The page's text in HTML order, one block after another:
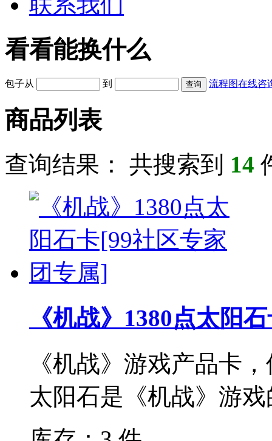
看看能换什么
包子从 到 流程图在线咨
商品列表
查询结果： 共搜索到 14
《机战》1380点太阳
《机战》游戏产品卡
太阳石是《机战》游